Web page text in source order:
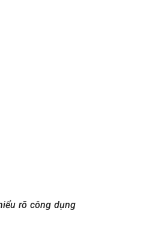
rõ công dụng